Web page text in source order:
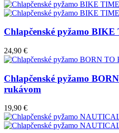
Chlapčenské pyžamo
24,90 €
Chlapčenské pyžamo
rukávom
19,90 €